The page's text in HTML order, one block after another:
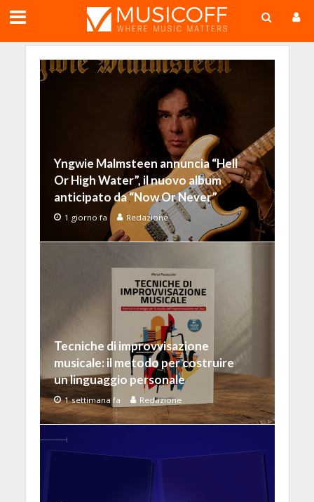
Yngwie Malmsteen annuncia “Hell
Or High Water”, il nuovo album
anticipato da “Now Or Never”
1 giorno fa Redazione
Tecniche di improvvisazione
musicale: il metodo per costruire
un linguaggio personale
1 settimana fa Redazione